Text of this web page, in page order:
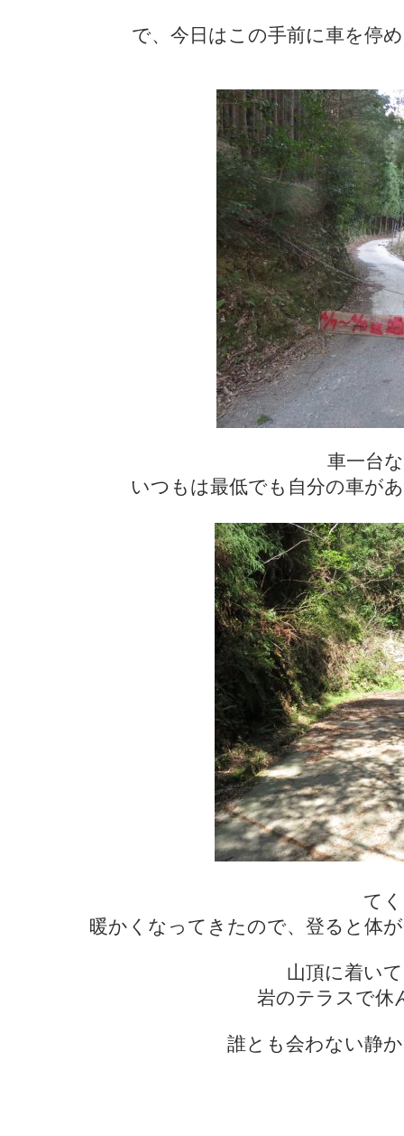
で、今日はこの手前に車を停
車一台
いつもは最低でも自分の車が
て
暖かくなってきたので、登ると体
山頂に着い
岩のテラスで休
誰とも会わない静